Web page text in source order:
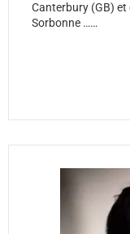
Canterbury (GB) et
Sorbonne ……